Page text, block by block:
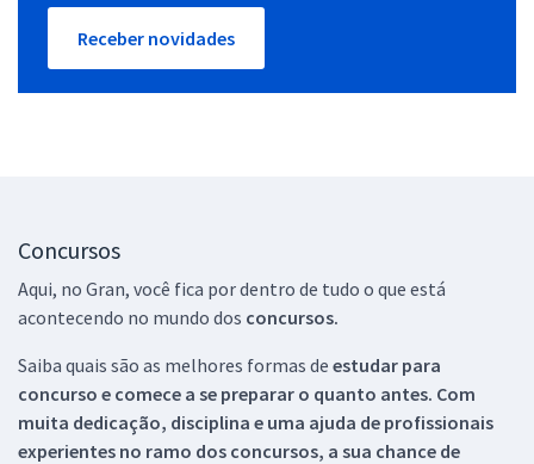
Receber novidades
Concursos
Aqui, no Gran, você fica por dentro de tudo o que está
acontecendo no mundo dos concursos.
Saiba quais são as melhores formas de estudar para
concurso e comece a se preparar o quanto antes. Com
muita dedicação, disciplina e uma ajuda de profissionais
experientes no ramo dos concursos, a sua chance de